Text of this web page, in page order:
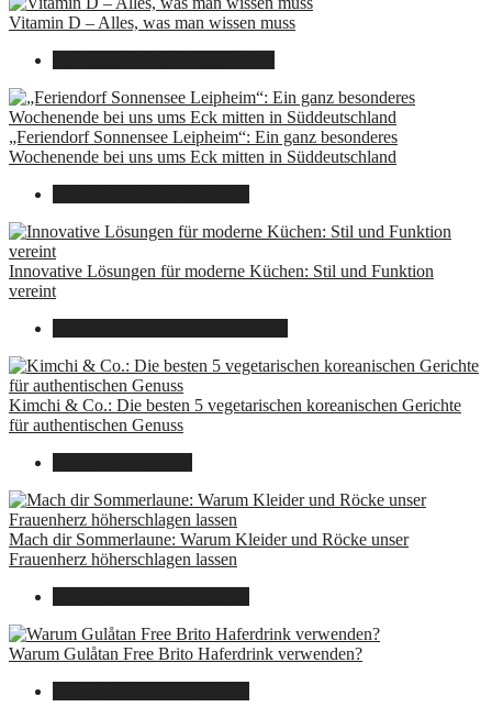
Vitamin D – Alles, was man wissen muss
„Feriendorf Sonnensee Leipheim“: Ein ganz besonderes
Wochenende bei uns ums Eck mitten in Süddeutschland
Innovative Lösungen für moderne Küchen: Stil und Funktion
vereint
Kimchi & Co.: Die besten 5 vegetarischen koreanischen Gerichte
für authentischen Genuss
Mach dir Sommerlaune: Warum Kleider und Röcke unser
Frauenherz höherschlagen lassen
Warum Gulåtan Free Brito Haferdrink verwenden?